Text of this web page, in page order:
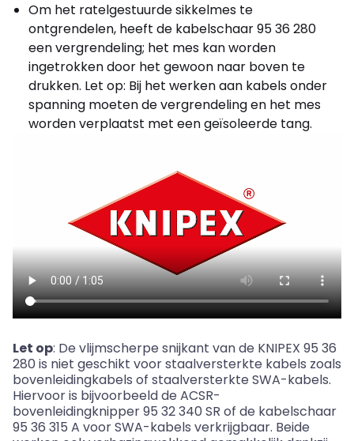
Om het ratelgestuurde sikkelmes te
ontgrendelen, heeft de kabelschaar 95 36 280
een vergrendeling; het mes kan worden
ingetrokken door het gewoon naar boven te
drukken. Let op: Bij het werken aan kabels onder
spanning moeten de vergrendeling en het mes
worden verplaatst met een geïsoleerde tang.
Let op: De vlijmscherpe snijkant van de KNIPEX 95 36
280 is niet geschikt voor staalversterkte kabels zoals
bovenleidingkabels of staalversterkte SWA-kabels.
Hiervoor is bijvoorbeeld de ACSR-
bovenleidingknipper 95 32 340 SR of de kabelschaar
95 36 315 A voor SWA-kabels verkrijgbaar. Beide